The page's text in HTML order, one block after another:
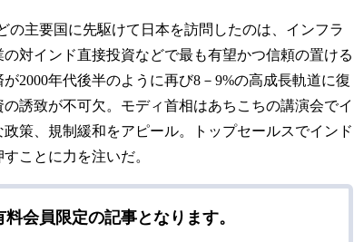
の主要国に先駆けて日本を訪問したのは、インフラ
対インド直接投資などで最も有望かつ信頼の置ける
が2000年代後半のように再び8 － 9%の高成長軌道に復
誘致が不可欠。モディ首相はあちこちの講演会でイ
策、規制緩和をアピール。トップセールスでインド
ことに力を注いだ。
会員限定の記事となります。